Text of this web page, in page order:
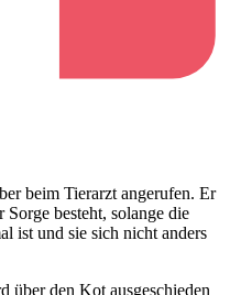
beim Tierarzt angerufen. Er
besteht, solange die
ist und sie sich nicht anders
über den Kot ausgeschieden